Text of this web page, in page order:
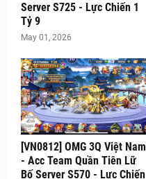
Server S725 - Lực Chiến 1
Tỷ 9
May 01, 2026
[VN0812] OMG 3Q Việt Nam
- Acc Team Quần Tiên Lữ
Bố Server S570 - Lực Chiến